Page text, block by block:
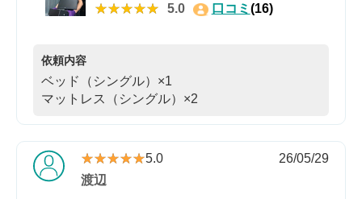
★★★★★
★★★★★ 5.0 口コミ (16)
依頼内容
ベッド（シングル）×1
マットレス（シングル）×2
★★★★★
★★★★★5.0
26/05/29
渡辺